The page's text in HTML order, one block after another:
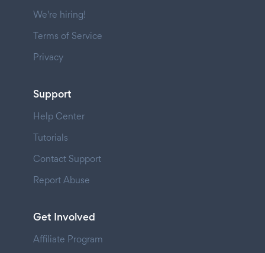
We're hiring!
Terms of Service
Privacy
Support
Help Center
Tutorials
Contact Support
Report Abuse
Get Involved
Affiliate Program